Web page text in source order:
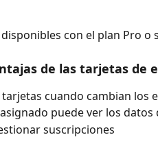
con el plan Pro o
de las tarjetas de
cuando cambian los
puede ver los datos
suscripciones